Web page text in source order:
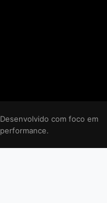
Desenvolvido com foco em
performance.